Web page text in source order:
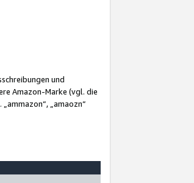
und
Amazon-Marke (vgl. die
„amaozn“